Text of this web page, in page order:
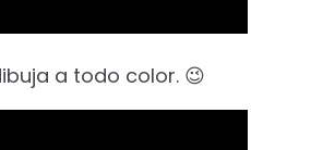
a todo color. 😉